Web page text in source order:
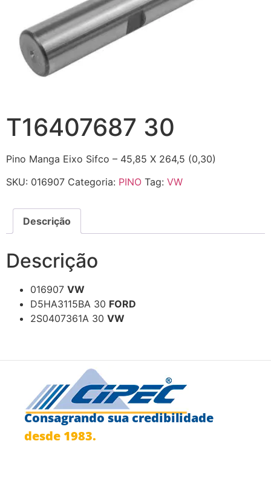
T16407687 30
Pino Manga Eixo Sifco – 45,85 X 264,5 (0,30)
SKU: 016907 Categoria: PINO Tag: VW
Descrição
Descrição
016907 VW
D5HA3115BA 30 FORD
2S0407361A 30 VW
Consagrando sua credibilidade
desde 1983.